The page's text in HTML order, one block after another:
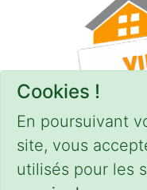
Cookies !
En poursuivant
site, vous
utilisés pour les